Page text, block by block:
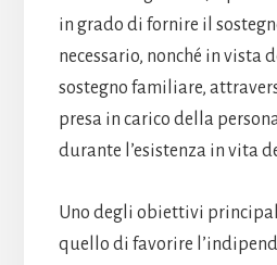
in grado di fornire il
necessario, nonché in vista
sostegno familiare,
presa in carico della
durante l’esistenza in vita
Uno degli obiettivi
quello di favorire